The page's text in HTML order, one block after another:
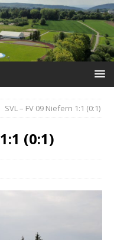
SVL – FV 09 Niefern 1:1 (0:1)
(0:1)